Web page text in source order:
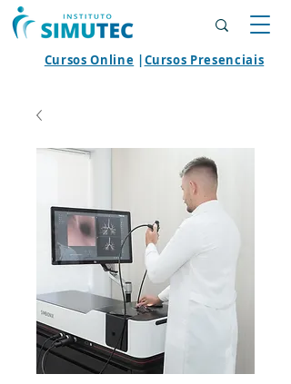
Cursos Online |Cursos Presenciais